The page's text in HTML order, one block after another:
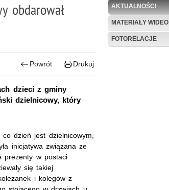
obdarował
Powrót Drukuj
dzieci z gminy
dzielnicowy, który
dzień jest dzielnicowym,
inicjatywa związana ze
prezenty w postaci
się takiej
i kolegów z
AKTUALNOŚCI
MATERIAŁY WIDEO
FOTORELACJE